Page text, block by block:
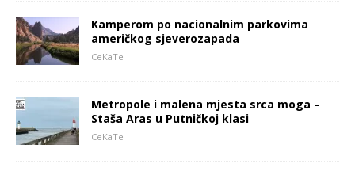
Kamperom po nacionalnim parkovima
američkog sjeverozapada
CeKaTe
Metropole i malena mjesta srca moga –
Staša Aras u Putničkoj klasi
CeKaTe